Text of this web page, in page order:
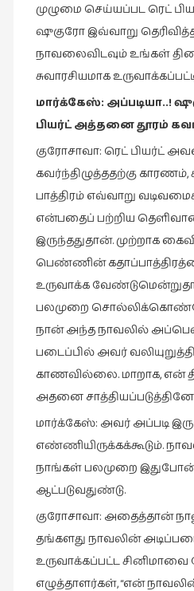
முழுமை செய்யப்பட ரெட்
ஷுகுரோ இவ்வாறு
நாவலைவிடவும் உங்கள்
சுவாரசியமாக
மார்க்கேஸ்: அப்படியா..!
பியர்ட்அத்தனைதூரம்
குரோசாவா: ரெட் பியர்ட்
கவர்ந்திழுத்ததற்கு காரணம்,
பாத்திரம் எவ்வாறு
என்பதைப் பற்றிய தெளிவான
இருந்ததுதான். முற்றாக
பெண்ணின்
உருவாக்க
பலமுறை சொல்லிக்கொண்டே
நான் அந்த நாவலில்
படைப்பில் அவர்
காணவில்லை. மாறாக, என்
அதனை
மார்க்கேஸ்: அவர் அப்படி
எண்ணியிருக்கக்கூடும்.
நாங்கள் பலமுறை
ஆட்படுவதுண்டு.
குரோசாவா: அதைத்தான்
தங்களது நாவலின்
உருவாக்கப்பட்ட
எழுத்தாளர்கள், “என்